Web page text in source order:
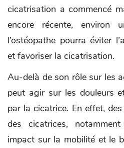
cicatrisation a commencé
encore récente, environ
l’ostéopathe pourra éviter
et favoriser la cicatrisation.
Au-delà de son rôle sur les
peut agir sur les douleurs
par la cicatrice. En effet,
des cicatrices,
impact sur la mobilité et le